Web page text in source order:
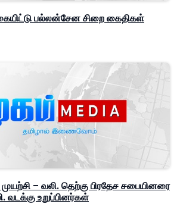
பல்லன்சேன சிறை கைதிகள்
– வலி. தெற்கு பிரதேச சபையினரை
வடக்கு உறுப்பினர்கள்